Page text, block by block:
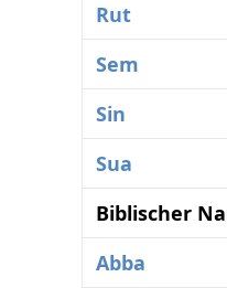
Rut
Sem
Sin
Sua
Biblischer
Abba